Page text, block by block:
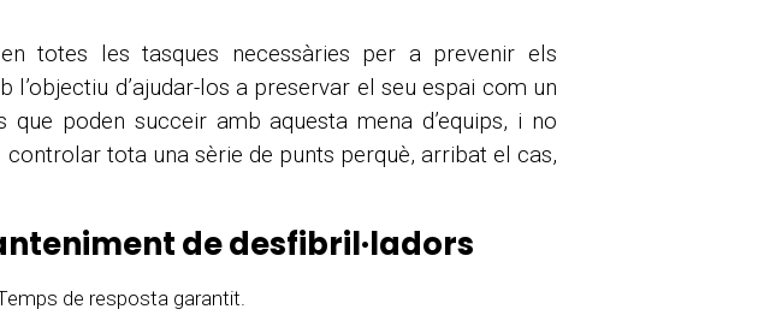
totes les tasques necessàries per a prevenir els
d’ajudar-los a preservar el seu espai com un
poden succeir amb aquesta mena d’equips, i no
tota una sèrie de punts perquè, arribat el cas,
de desfibril·ladors
de resposta garantit.